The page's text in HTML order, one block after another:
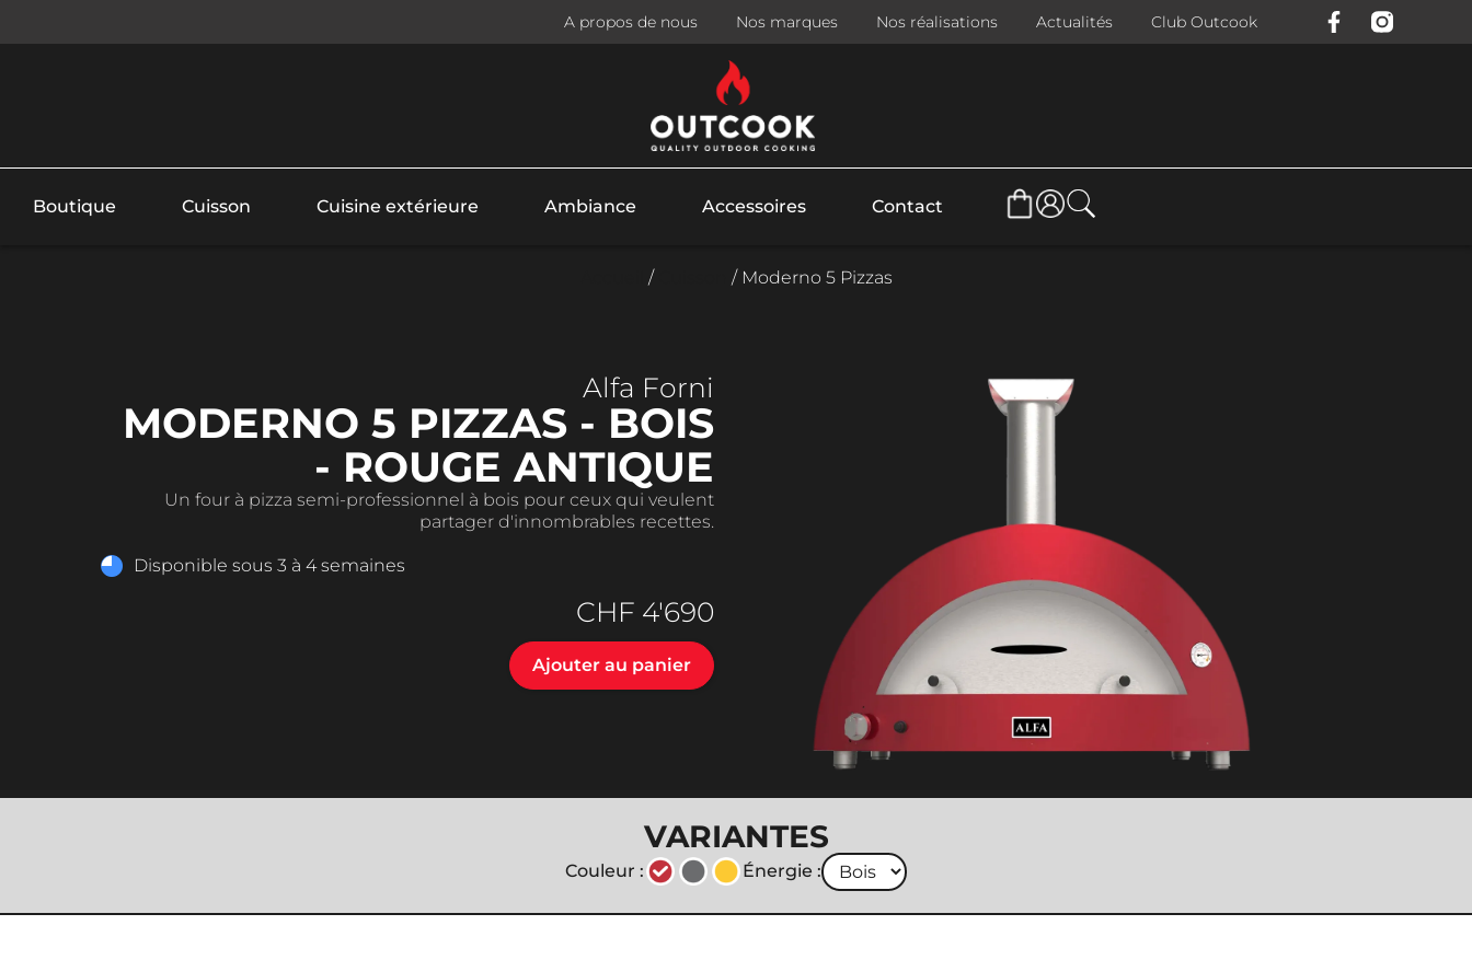
A propos de nous Nos marques Nos réalisations Actualités Club Outcook
Boutique Cuisson Cuisine extérieure Ambiance Accessoires Contact
/ / Moderno 5 Pizzas
Alfa Forni
MODERNO 5 PIZZAS - BOIS
- ROUGE ANTIQUE
Un four à pizza semi-professionnel à bois pour ceux qui veulent
partager d'innombrables recettes.
Disponible sous 3 à 4 semaines
CHF 4'690
Ajouter au panier
VARIANTES
Couleur : Énergie :